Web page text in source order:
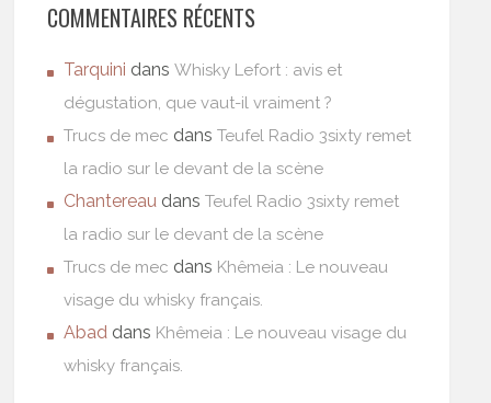
COMMENTAIRES RÉCENTS
Tarquini dansWhisky Lefort : avis et
dégustation, que vaut-il vraiment ?
Trucs de mec dansTeufel Radio 3sixty remet
la radio sur le devant de la scène
Chantereau dansTeufel Radio 3sixty remet
la radio sur le devant de la scène
Trucs de mec dans Khêmeia : Le nouveau
visage du whisky français.
Abad dans Khêmeia : Le nouveau visage du
whisky français.